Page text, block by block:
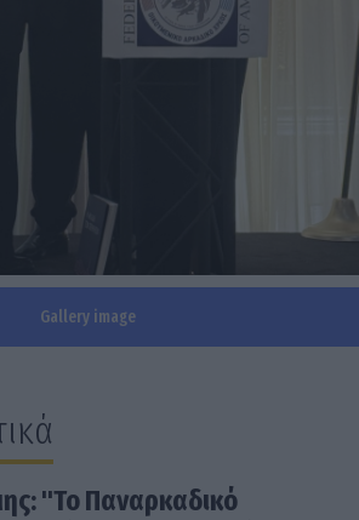
Gallery image
"Το Παναρκαδικό